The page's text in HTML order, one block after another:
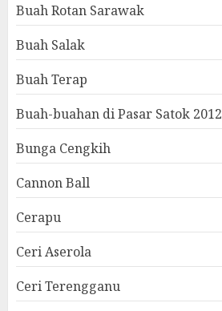
Buah Rotan Sarawak
Buah Salak
Buah Terap
Buah-buahan di Pasar Satok 2012
Bunga Cengkih
Cannon Ball
Cerapu
Ceri Aserola
Ceri Terengganu